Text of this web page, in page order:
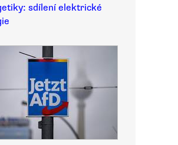
sdílení elektrické